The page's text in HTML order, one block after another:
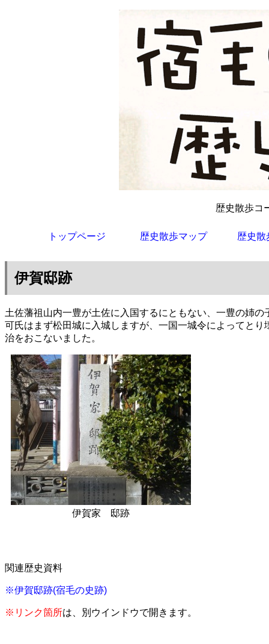
歴史散歩コ
トップページ 歴史散歩マップ 歴史散
伊賀邸跡
土佐藩祖山内一豊が土佐に入国するにともない、一豊の姉
可氏はまず松田城に入城しますが、一国一城令によってと
治をおこないました。
伊賀家 邸跡
関連歴史資料
※伊賀邸跡(宿毛の史跡)
※リンク箇所は、別ウインドウで開きます。